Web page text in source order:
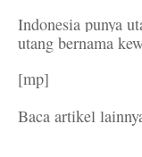
Indonesia punya
utang bernama
[mp]
Baca artikel